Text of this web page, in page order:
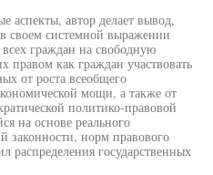
аспекты, автор делает вывод,
своем системной выражении
граждан на свободную
правом как граждан участвовать
от роста всеобщего
мощи, а также от
политико-правовой
на основе реального
законности, норм правового
распределения государственных